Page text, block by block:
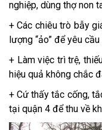
nghiệp, dùng thợ non
+ Các chiêu trò bẫy
lượng “ảo” để yêu
+ Làm việc trì trệ,
hiệu quả không chắc
+ Cứ thấy tắc cống,
tại quận 4 để thu về